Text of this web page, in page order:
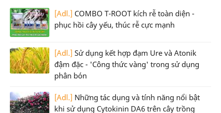
[Adl.] COMBO T-ROOT kích rễ toàn diện -
phục hồi cây yếu, thúc rễ cực mạnh
[Adl.] Sử dụng kết hợp đạm Ure và Atonik
đậm đặc - 'Công thức vàng' trong sử dụng
phân bón
[Adl.] Những tác dụng và tính năng nổi bật
khi sử dụng Cytokinin DA6 trên cây trồng